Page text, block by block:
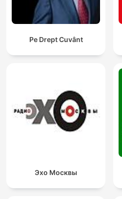
Pe Drept Cuvânt
Эхо Москвы